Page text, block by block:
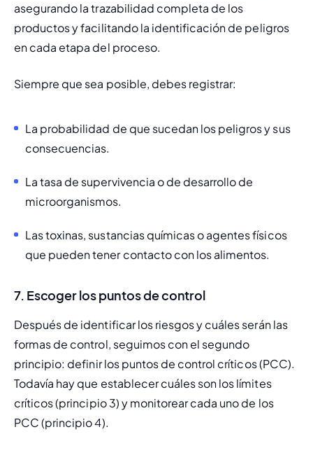
asegurando la trazabilidad completa de los
productos y facilitando la identificación de peligros
en cada etapa del proceso.
Siempre que sea posible, debes registrar:
La probabilidad de que sucedan los peligros y sus
consecuencias.
La tasa de supervivencia o de desarrollo de
microorganismos.
Las toxinas, sustancias químicas o agentes físicos
que pueden tener contacto con los alimentos.
7. Escoger los puntos de control
Después de identificar los riesgos y cuáles serán las
formas de control, seguimos con el segundo
principio: definir los puntos de control críticos (PCC).
Todavía hay que establecer cuáles son los límites
críticos (principio 3) y monitorear cada uno de los
PCC (principio 4).